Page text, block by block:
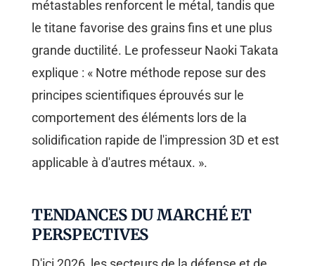
métastables renforcent le métal, tandis que
le titane favorise des grains fins et une plus
grande ductilité. Le professeur Naoki Takata
explique : « Notre méthode repose sur des
principes scientifiques éprouvés sur le
comportement des éléments lors de la
solidification rapide de l'impression 3D et est
applicable à d'autres métaux. ».
TENDANCES DU MARCHÉ ET
PERSPECTIVES